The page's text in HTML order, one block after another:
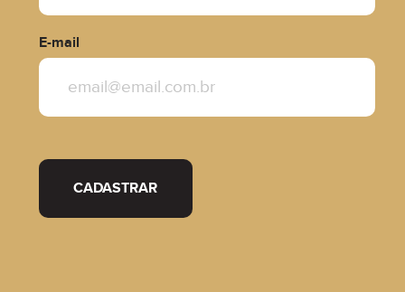
E-mail
CADASTRAR